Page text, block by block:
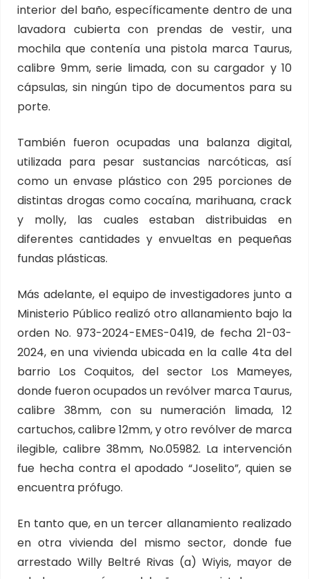
interior del baño, específicamente dentro de una
lavadora cubierta con prendas de vestir, una
mochila que contenía una pistola marca Taurus,
calibre 9mm, serie limada, con su cargador y 10
cápsulas, sin ningún tipo de documentos para su
porte.
También fueron ocupadas una balanza digital,
utilizada para pesar sustancias narcóticas, así
como un envase plástico con 295 porciones de
distintas drogas como cocaína, marihuana, crack
y molly, las cuales estaban distribuidas en
diferentes cantidades y envueltas en pequeñas
fundas plásticas.
Más adelante, el equipo de investigadores junto a
Ministerio Público realizó otro allanamiento bajo la
orden No. 973-2024-EMES-0419, de fecha 21-03-
2024, en una vivienda ubicada en la calle 4ta del
barrio Los Coquitos, del sector Los Mameyes,
donde fueron ocupados un revólver marca Taurus,
calibre 38mm, con su numeración limada, 12
cartuchos, calibre 12mm, y otro revólver de marca
ilegible, calibre 38mm, No.05982. La intervención
fue hecha contra el apodado “Joselito”, quien se
encuentra prófugo.
En tanto que, en un tercer allanamiento realizado
en otra vivienda del mismo sector, donde fue
arrestado Willy Beltré Rivas (a) Wiyis, mayor de